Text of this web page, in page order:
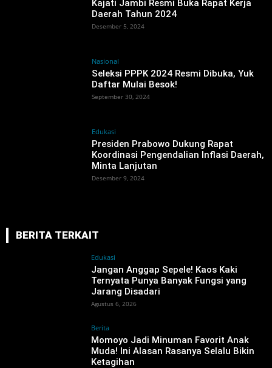
Kajati Jambi Resmi Buka Rapat Kerja
Daerah Tahun 2024
Desember 5, 2024
Nasional
Seleksi PPPK 2024 Resmi Dibuka, Yuk
Daftar Mulai Besok!
September 30, 2024
Edukasi
Presiden Prabowo Dukung Rapat
Koordinasi Pengendalian Inflasi Daerah,
Minta Lanjutan
Desember 9, 2024
BERITA TERKAIT
Edukasi
Jangan Anggap Sepele! Kaos Kaki
Ternyata Punya Banyak Fungsi yang
Jarang Disadari
Agustus 6, 2026
Berita
Momoyo Jadi Minuman Favorit Anak
Muda! Ini Alasan Rasanya Selalu Bikin
Ketagihan